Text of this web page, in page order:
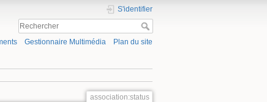
S'identifier
Gestionnaire Multimédia Plan du site
association:status